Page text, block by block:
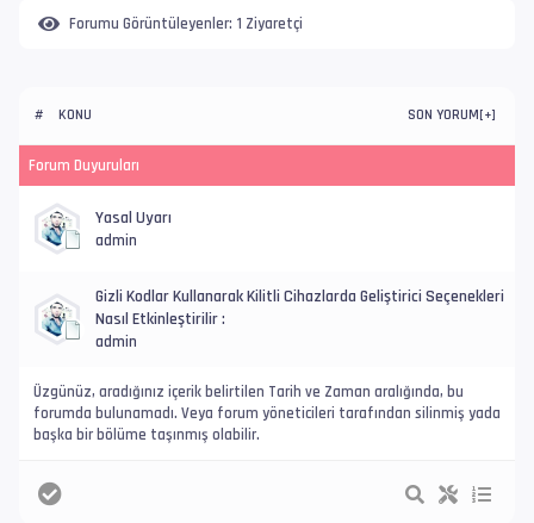
Forumu Görüntüleyenler: 1 Ziyaretçi
# KONU SON YORUM[+]
Forum Duyuruları
Yasal Uyarı
admin
Gizli Kodlar Kullanarak Kilitli Cihazlarda Geliştirici Seçenekleri
Nasıl Etkinleştirilir :
admin
Üzgünüz, aradığınız içerik belirtilen Tarih ve Zaman aralığında, bu
forumda bulunamadı. Veya forum yöneticileri tarafından silinmiş yada
başka bir bölüme taşınmış olabilir.